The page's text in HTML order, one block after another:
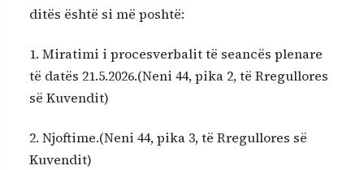
ditës është si më poshtë:
1. Miratimi i procesverbalit të seancës plenare
të datës 21.5.2026.(Neni 44, pika 2, të Rregullores
së Kuvendit)
2. Njoftime.(Neni 44, pika 3, të Rregullores së
Kuvendit)